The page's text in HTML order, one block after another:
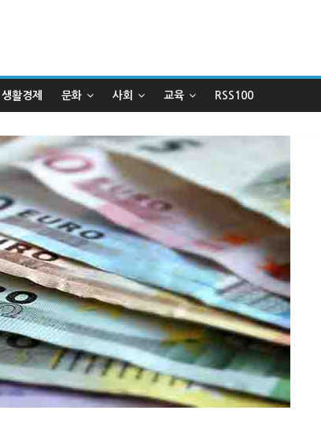
생활경제 문화 사회 교육 RSS100